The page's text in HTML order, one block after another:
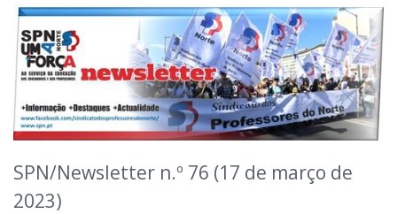
SPN/Newsletter n.º 76 (17 de março de
2023)